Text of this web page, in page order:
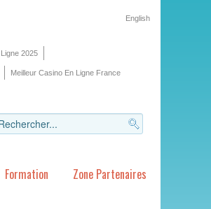
English
2025
Meilleur Casino En Ligne France
Formation Zone Partenaires